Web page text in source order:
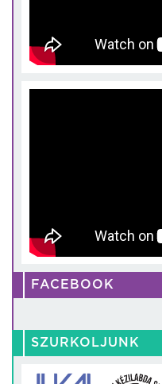
FACEBOOK
SZURKOLJUNK